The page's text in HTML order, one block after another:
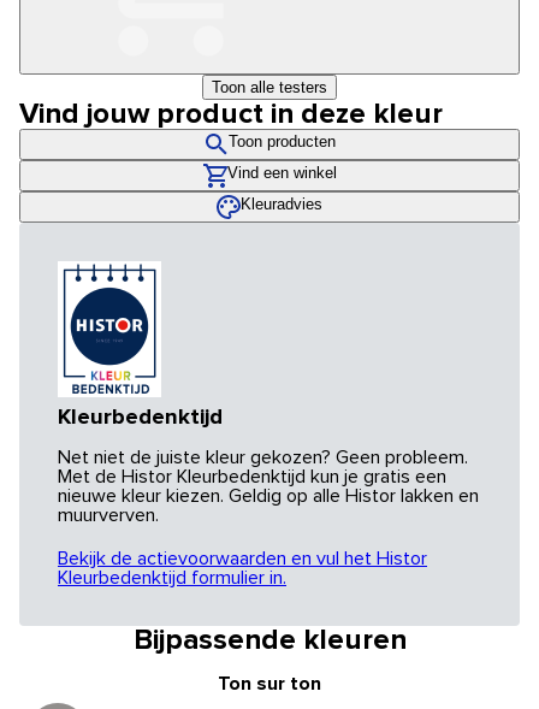
Toon alle testers
Vind jouw product in deze kleur
Toon producten
Vind een winkel
Kleuradvies
Kleurbedenktijd
Net niet de juiste kleur gekozen? Geen probleem.
Met de Histor Kleurbedenktijd kun je gratis een
nieuwe kleur kiezen. Geldig op alle Histor lakken en
muurverven.
Bekijk de actievoorwaarden en vul het Histor
Kleurbedenktijd formulier in.
Bijpassende kleuren
Ton sur ton